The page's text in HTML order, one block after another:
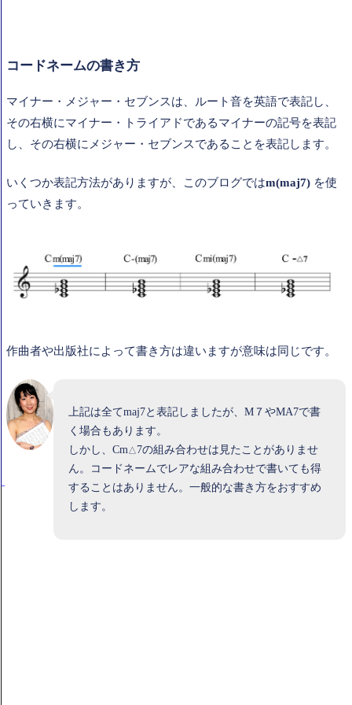
コードネームの書き方
マイナー・メジャー・セブンスは、ルート音を英語で表記し、
その右横にマイナー・トライアドであるマイナーの記号を表記
し、その右横にメジャー・セブンスであることを表記します。
いくつか表記方法がありますが、このブログではm(maj7) を使
っていきます。
作曲者や出版社によって書き方は違いますが意味は同じです。
上記は全てmaj7と表記しましたが、M７やMA7で書
く場合もあります。
しかし、Cm△ 7の組み合わせは見たことがありませ
ん。コードネームでレアな組み合わせで書いても得
することはありません。一般的な書き方をおすすめ
します。